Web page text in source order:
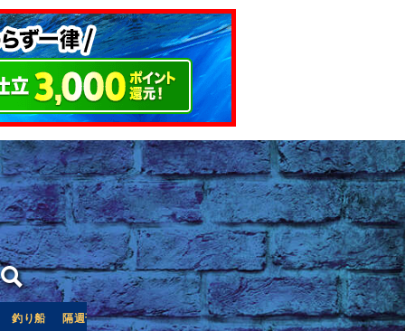
釣り船 隔週刊つり情報 釣り船予約サイト「釣割」